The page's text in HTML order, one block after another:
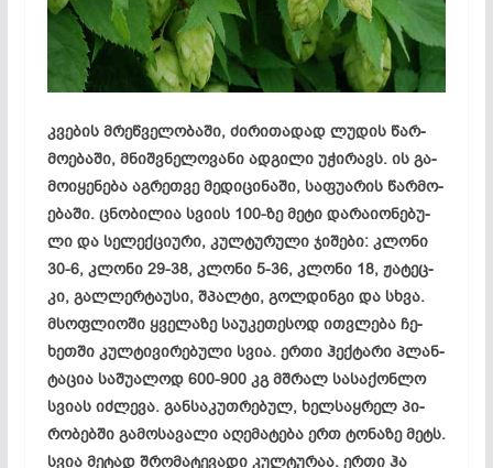
კვე­ბის მრეწ­ვე­ლო­ბა­ში, ძი­რი­თა­დად ლუ­დის წარ­
მო­ებ­ა­ში, მნიშ­ვნე­ლო­ვა­ნი ად­გი­ლი უჭ­ირ­ავს. ის გა­
მო­იყ­ენ­ე­ბა აგ­რეთ­ვე მე­დი­ცი­ნა­ში, სა­ფუ­არ­ის წარ­მო­
ებ­ა­ში. ცნო­ბი­ლია სვი­ის 100-ზე მე­ტი და­რა­ი­ონ­ებ­უ­
ლი და სე­ლექ­ცი­უ­რი, კულ­ტუ­რუ­ლი ჯი­შები: კლო­ნი
30-6, კლო­ნი 29-38, კლო­ნი 5-36, კლო­ნი 18, ჟა­ტეც­
კი, გალ­ლერ­ტა­უ­სი, შპალ­ტი, გოლ­დინ­გი და სხვა.
მსოფ­ლი­ო­ში ყვე­ლა­ზე სა­უკ­ეთ­ეს­ოდ ით­ვლე­ბა ჩე­
ხეთ­ში კულ­ტი­ვი­რე­ბუ­ლი სვია. ერ­თი ჰექ­ტა­რი პლან­
ტა­ცია სა­შუ­ალ­ოდ 600-900 კგ მშრალ სა­სა­ქონ­ლო
სვი­ას იძ­ლე­ვა. გან­სა­კუთ­რე­ბულ, ხელ­საყ­რელ პი­
რო­ბებ­ში გა­მო­სა­ვა­ლი აღ­ემ­ატ­ე­ბა ერთ ტონაზე მეტს.
სვია მე­ტად შრო­მა­ტე­ვა­დი კულ­­ტუ­რაა. ერ­თი ჰა